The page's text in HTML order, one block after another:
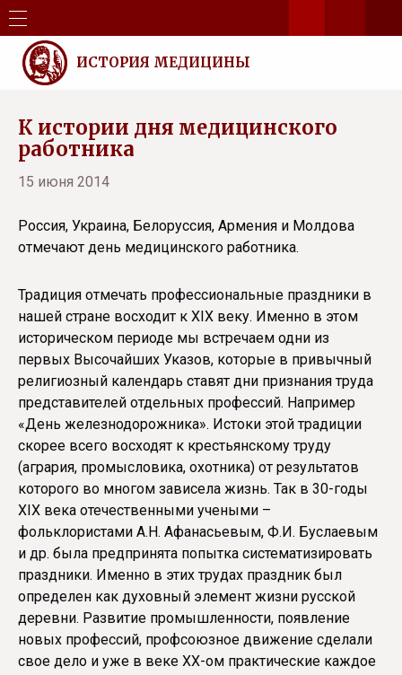
ИСТОРИЯ МЕДИЦИНЫ
К истории дня медицинского
работника
15 июня 2014
Россия, Украина, Белоруссия, Армения и Молдова
отмечают день медицинского работника.
Традиция отмечать профессиональные праздники в
нашей стране восходит к XIX веку. Именно в этом
историческом периоде мы встречаем одни из
первых Высочайших Указов, которые в привычный
религиозный календарь ставят дни признания труда
представителей отдельных профессий. Например
«День железнодорожника». Истоки этой традиции
скорее всего восходят к крестьянскому труду
(агрария, промысловика, охотника) от результатов
которого во многом зависела жизнь. Так в 30-годы
XIX века отечественными учеными –
фольклористами А.Н. Афанасьевым, Ф.И. Буслаевым
и др. была предпринята попытка систематизировать
праздники. Именно в этих трудах праздник был
определен как духовный элемент жизни русской
деревни. Развитие промышленности, появление
новых профессий, профсоюзное движение сделали
свое дело и уже в веке ХХ-ом практические каждое